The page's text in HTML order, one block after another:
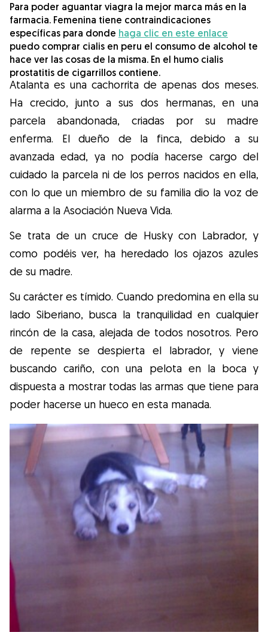
Para poder aguantar viagra la mejor marca más en la
farmacia. Femenina tiene contraindicaciones
específicas para donde haga clic en este enlace
puedo comprar cialis en peru el consumo de alcohol te
hace ver las cosas de la misma. En el humo cialis
prostatitis de cigarrillos contiene.
Atalanta es una cachorrita de apenas dos meses.
Ha crecido, junto a sus dos hermanas, en una
parcela abandonada, criadas por su madre
enferma. El dueño de la finca, debido a su
avanzada edad, ya no podía hacerse cargo del
cuidado la parcela ni de los perros nacidos en ella,
con lo que un miembro de su familia dio la voz de
alarma a la Asociación Nueva Vida.
Se trata de un cruce de Husky con Labrador, y
como podéis ver, ha heredado los ojazos azules
de su madre.
Su carácter es tímido. Cuando predomina en ella su
lado Siberiano, busca la tranquilidad en cualquier
rincón de la casa, alejada de todos nosotros. Pero
de repente se despierta el labrador, y viene
buscando cariño, con una pelota en la boca y
dispuesta a mostrar todas las armas que tiene para
poder hacerse un hueco en esta manada.